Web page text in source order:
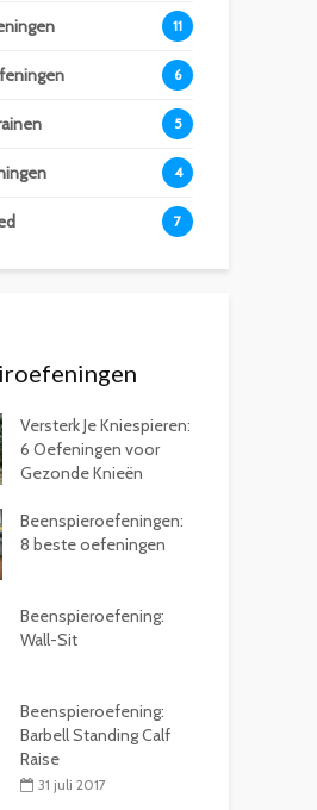
11
6
5
4
7
Versterk Je Kniespieren:
6 Oefeningen voor
Gezonde Knieën
Beenspieroefeningen:
8 beste oefeningen
Beenspieroefening:
Wall-Sit
Beenspieroefening:
Barbell Standing Calf
Raise
31 juli 2017